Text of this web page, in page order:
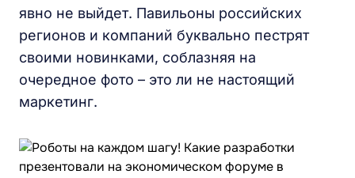
явно не выйдет. Павильоны российских
регионов и компаний буквально пестрят
своими новинками, соблазняя на
очередное фото – это ли не настоящий
маркетинг.